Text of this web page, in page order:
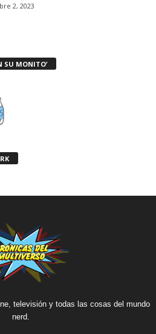
2, 2023
SU MONITO’
televisión y todas las cosas del mundo
nerd.